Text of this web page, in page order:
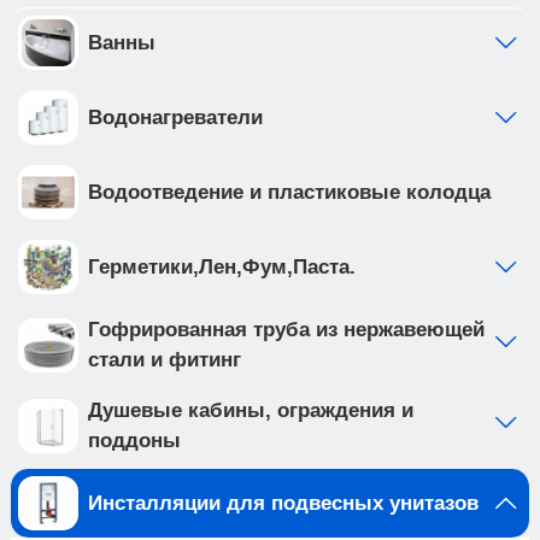
от 0 до 200мм. • рама инсталляции выполнена из
высокопрочной стали с антикоррозийным
долговечность Приобретая продукцию вы
доме на долгие годы вперед.
Создайте идеальную ванную комнату с
подвесной унитаз TOLEDO ALTO (арт.
IB.TLA.234.1B1) и клавишу смыва INOX-C цвета
золото матовое, нержавеющая сталь (арт.
IB.B011.005.000 ). Подвесной унитаз с системой
и имеет такие особенности как: • система смыва
TORNADO на 20% эфективнее других смывов •
чаша с технологией антивсплеск минимизирует
возможность брызг и обеспечивает комфорт во
время использования • наноглазированное
Ванны
Водонагреватели
Водоотведение и пластиковые колодца
Герметики,Лен,Фум,Паста.
Гофрированная труба из нержавеющей
стали и фитинг
Душевые кабины, ограждения и
поддоны
Инсталляции для подвесных унитазов